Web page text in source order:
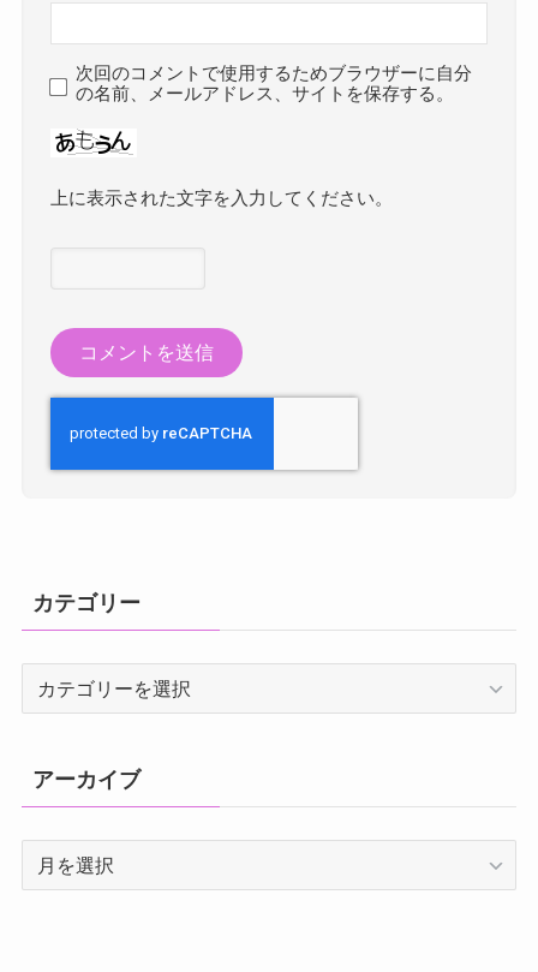
次回のコメントで使用するためブラウザーに自分
の名前、メールアドレス、サイトを保存する。
上に表示された文字を入力してください。
カテゴリー
リ
ー
アーカイブ